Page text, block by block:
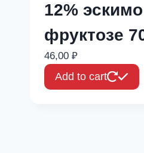
12%
фруктозе
46,00 ₽
Add to cart